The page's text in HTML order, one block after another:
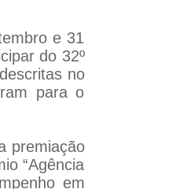
e 31
do 32º
no
para o
premiação
“Agência
em